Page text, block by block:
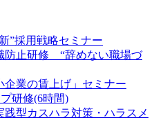
”採用戦略セミナー
防止研修 “辞めない職場づ
企業の賃上げ」セミナー
研修(6時間)
践型カスハラ対策・ハラスメ